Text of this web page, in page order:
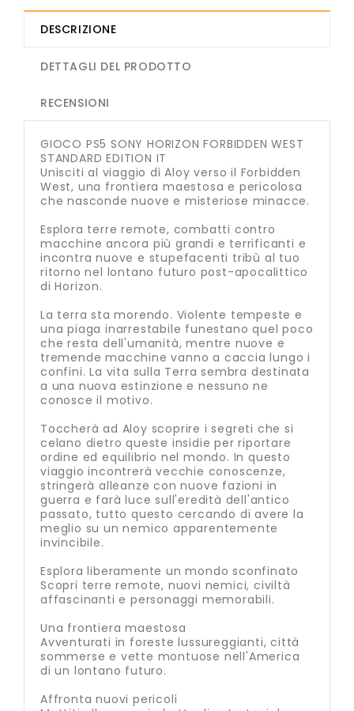
DESCRIZIONE
DETTAGLI DEL PRODOTTO
RECENSIONI
GIOCO PS5 SONY HORIZON FORBIDDEN WEST
STANDARD EDITION IT
Unisciti al viaggio di Aloy verso il Forbidden
West, una frontiera maestosa e pericolosa
che nasconde nuove e misteriose minacce.
Esplora terre remote, combatti contro
macchine ancora più grandi e terrificanti e
incontra nuove e stupefacenti tribù al tuo
ritorno nel lontano futuro post-apocalittico
di Horizon.
La terra sta morendo. Violente tempeste e
una piaga inarrestabile funestano quel poco
che resta dell'umanità, mentre nuove e
tremende macchine vanno a caccia lungo i
confini. La vita sulla Terra sembra destinata
a una nuova estinzione e nessuno ne
conosce il motivo.
Toccherà ad Aloy scoprire i segreti che si
celano dietro queste insidie per riportare
ordine ed equilibrio nel mondo. In questo
viaggio incontrerà vecchie conoscenze,
stringerà alleanze con nuove fazioni in
guerra e farà luce sull'eredità dell'antico
passato, tutto questo cercando di avere la
meglio su un nemico apparentemente
invincibile.
Esplora liberamente un mondo sconfinato
Scopri terre remote, nuovi nemici, civiltà
affascinanti e personaggi memorabili.
Una frontiera maestosa
Avventurati in foreste lussureggianti, città
sommerse e vette montuose nell'America
di un lontano futuro.
Affronta nuovi pericoli